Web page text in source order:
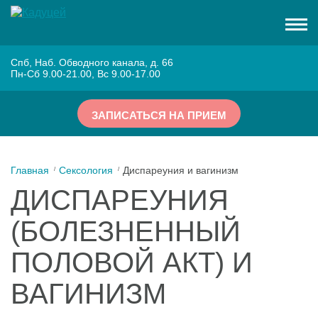
Спб, Наб. Обводного канала, д. 66
Пн-Сб 9.00-21.00, Вс 9.00-17.00
ЗАПИСАТЬСЯ НА ПРИЕМ
Главная Сексология Диспареуния и вагинизм
ДИСПАРЕУНИЯ
(БОЛЕЗНЕННЫЙ
ПОЛОВОЙ АКТ) И
ВАГИНИЗМ